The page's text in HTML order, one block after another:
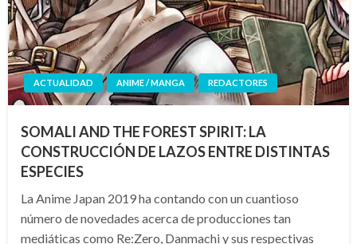
ACTUALIDAD ANIME / MANGA REDACTORES
SOMALI AND THE FOREST SPIRIT: LA
CONSTRUCCIÓN DE LAZOS ENTRE DISTINTAS
ESPECIES
La Anime Japan 2019 ha contando con un cuantioso
número de novedades acerca de producciones tan
mediáticas como Re:Zero, Danmachi y sus respectivas